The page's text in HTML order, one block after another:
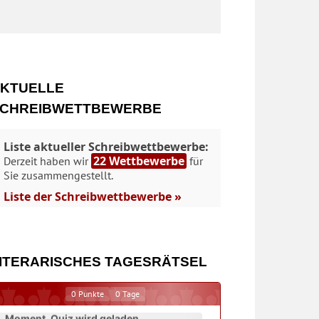
Liste aktueller Schreibwettbewerbe:
Derzeit haben wir 22 Wettbewerbe für
Sie zusammengestellt.
Liste der Schreibwettbewerbe »
TAGESRÄTSEL
0 Punkte 0 Tage